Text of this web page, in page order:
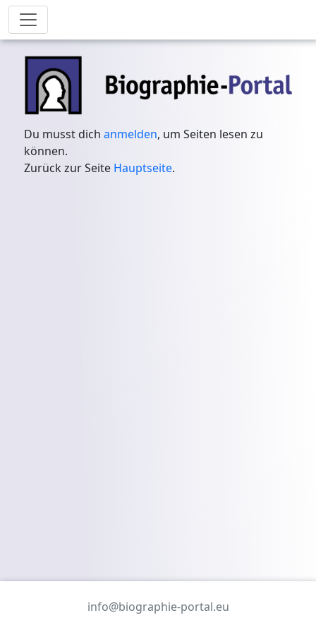
Du musst dichanmelden, um Seiten lesen zu
können.
Zurück zur Seite Hauptseite.
info@biographie-portal.eu